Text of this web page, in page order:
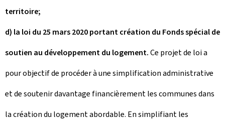
territoire;
d) la loi du 25 mars 2020 portant création du Fonds spécial de
soutien au développement du logement.Ce projet de loi a
pour objectif de procéder à une simplification administrative
et de soutenir davantage financièrement les communes dans
la création du logement abordable. En simplifiant les